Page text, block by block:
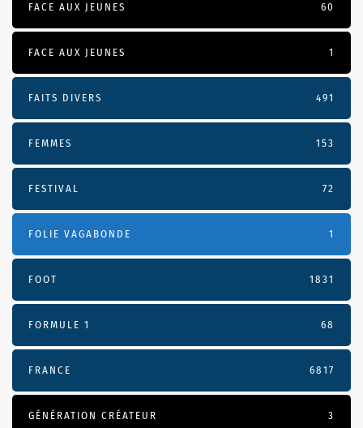
FACE AUX JEUNES 60
FACE AUX JEUNES 1
FAITS DIVERS 491
FEMMES 153
FESTIVAL 72
FOLIE VAGABONDE 1
FOOT 1831
FORMULE 1 68
FRANCE 6817
GÉNÉRATION CRÉATEUR 3